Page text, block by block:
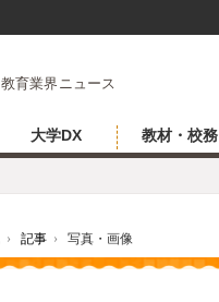
教育業界ニュース
大学DX 教材・校務
› 記事 › 写真・画像